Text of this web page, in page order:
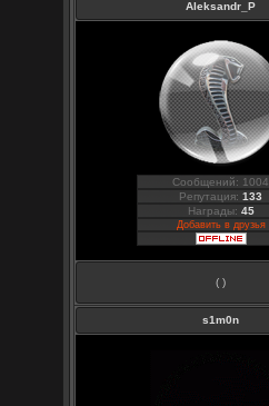
Aleksandr_P
Сообщений: 1004
Репутация:133
Награды: 45
Добавить в друзья
( )
s1m0n